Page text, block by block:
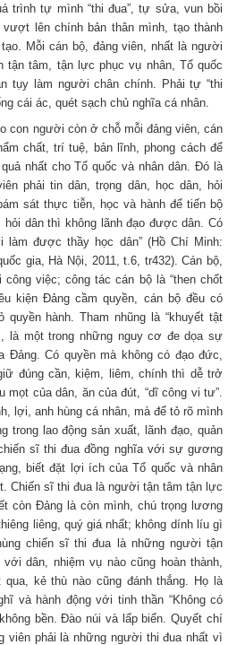
trình tự mình “thi đua”, tự sửa, vun bồi
lên chính bản thân mình, tạo thành
Mỗi cán bộ, đảng viên, nhất là người
tận tâm, tận lực phục vụ nhân, Tổ quốc
tụy làm người chân chính. Phải tự “thi
cái ác, quét sạch chủ nghĩa cá nhân.
con người còn ở chỗ mỗi đảng viên, cán
chất, trí tuệ, bản lĩnh, phong cách để
nhất cho Tổ quốc và nhân dân. Đó là
phải tin dân, trọng dân, học dân, hỏi
sát thực tiễn, học và hành để tiến bộ
hỏi dân thì không lãnh đạo được dân. Có
làm được thầy học dân” (Hồ Chí Minh:
gia, Hà Nội, 2011, t.6, tr432). Cán bộ,
việc; công tác cán bộ là “then chốt
kiện Đảng cầm quyền, cán bộ đều có
hành. Tham nhũng là “khuyết tật
là một trong những nguy cơ đe dọa sự
Đảng. Có quyền mà không có đạo đức,
đúng cần, kiệm, liêm, chính thì dễ trở
mọt của dân, ăn của đút, “dĩ công vi tư”.
lợi, anh hùng cá nhân, mà để tỏ rõ mình
trong lao động sản xuất, lãnh đạo, quản
sĩ thi đua đồng nghĩa với sự gương
biết đặt lợi ích của Tổ quốc và nhân
Chiến sĩ thi đua là người tận tâm tận lực
còn Đảng là còn mình, chú trọng lương
liêng, quý giá nhất; không dính líu gì
chiến sĩ thi đua là những người tận
dân, nhiệm vụ nào cũng hoàn thành,
kẻ thù nào cũng đánh thắng. Họ là
và hành động với tinh thần “Không có
bền. Đào núi và lấp biển. Quyết chí
viên phải là những người thi đua nhất vì